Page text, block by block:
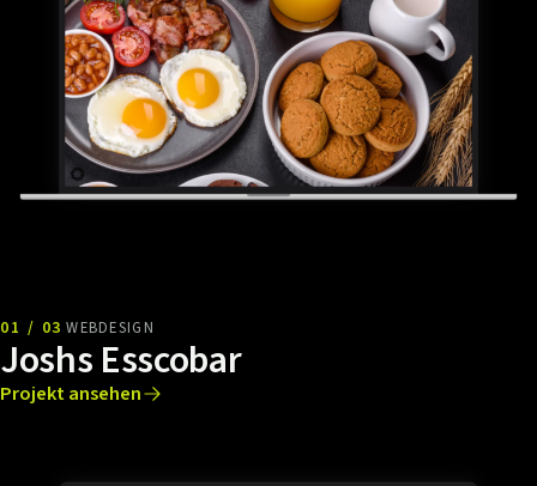
01 / 03 WEBDESIGN
Joshs Esscobar
Projekt ansehen